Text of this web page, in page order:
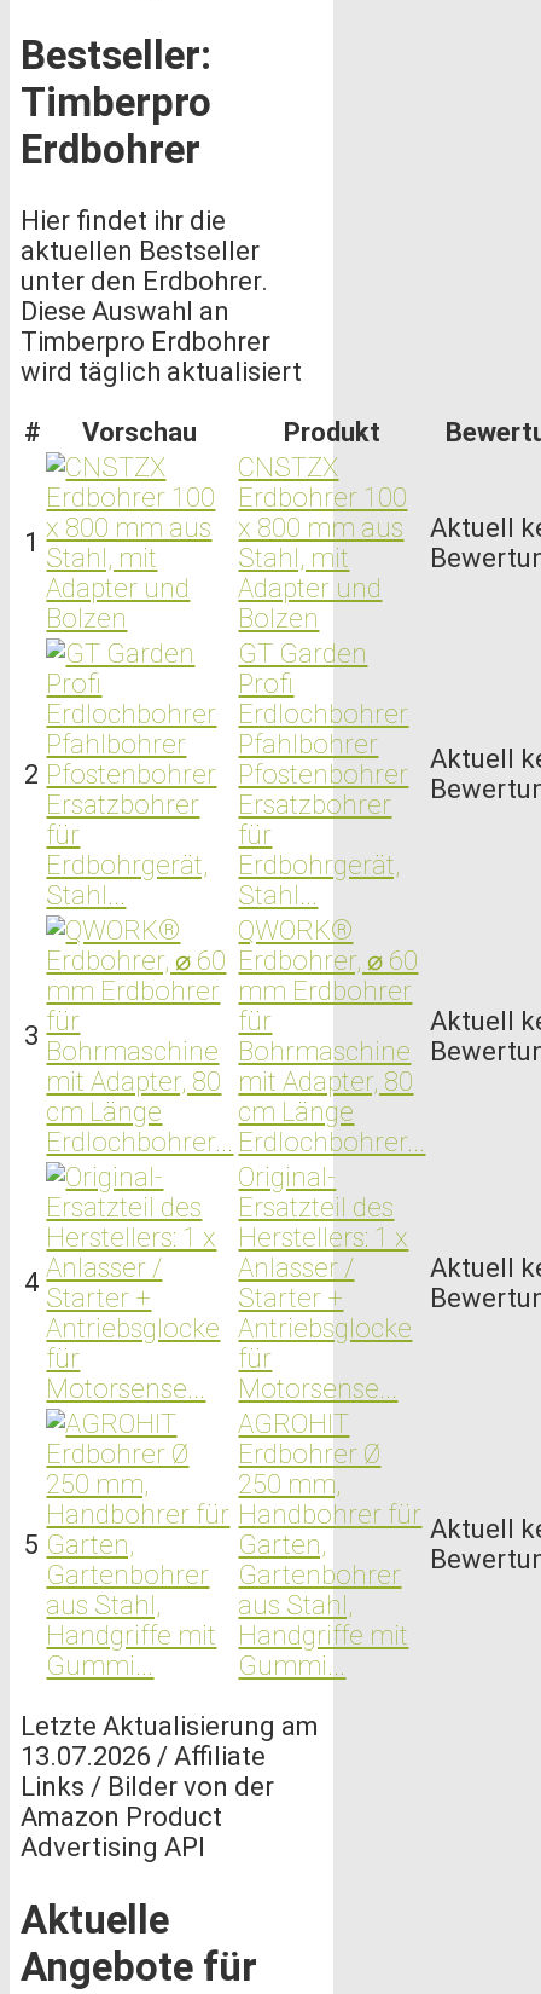
Bestseller:
Timberpro
Erdbohrer
Hier findet ihr die
aktuellen Bestseller
unter den Erdbohrer.
Diese Auswahl an
Timberpro Erdbohrer
wird täglich aktualisiert
#
Vorschau Produkt
1
CNSTZX
Erdbohrer 100
x 800 mm aus
Stahl, mit
Adapter und
Bolzen
Aktuell
2
GT Garden
Profi
Erdlochbohrer
Pfahlbohrer
Pfostenbohrer
Ersatzbohrer
für
Erdbohrgerät,
Stahl...
Aktuell
3
QWORK®
Erdbohrer, ⌀ 60
mm Erdbohrer
für
Bohrmaschine
mit Adapter, 80
cm Länge
Erdlochbohrer...
Aktuell
4
Original-
Ersatzteil des
Herstellers: 1 x
Anlasser /
Starter +
Antriebsglocke
für
Motorsense...
Aktuell
5
AGROHIT
Erdbohrer Ø
250 mm,
Handbohrer für
Garten,
Gartenbohrer
aus Stahl,
Handgriffe mit
Gummi...
Aktuell
Letzte Aktualisierung am
13.07.2026 / Affiliate
Links / Bilder von der
Amazon Product
Advertising API
Aktuelle
Angebote für